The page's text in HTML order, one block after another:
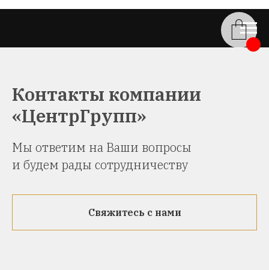
Контакты компании
«ЦентрГрупп»
Мы ответим на Ваши вопросы
и будем рады сотрудничеству
Свяжитесь с нами